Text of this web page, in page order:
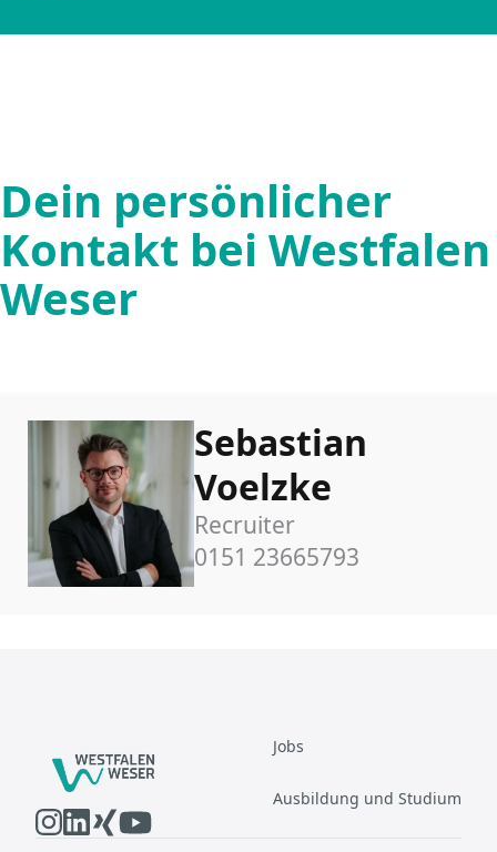
Dein persönlicher
Kontakt bei Westfalen
Weser
Sebastian
Voelzke
Recruiter
0151 23665793
Jobs
Ausbildung und Studium